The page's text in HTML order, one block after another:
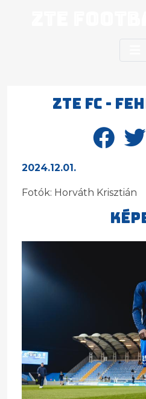
ZTE FC -
2024.12.01.
Fotók: Horváth Krisztián